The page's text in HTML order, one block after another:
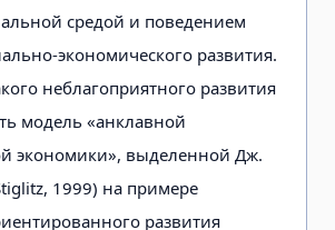
средой и поведением
экономического развития.
неблагоприятного развития
модель «анклавной
экономики», выделенной Дж.
1999) на примере
развития